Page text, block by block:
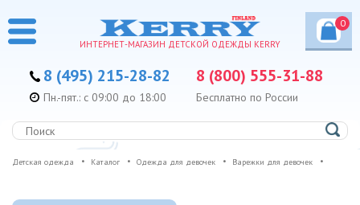
ИНТЕРНЕТ-МАГАЗИН ДЕТСКОЙ ОДЕЖДЫ KERRY
0
8 (495) 215-28-82 8 (800) 555-31-88
Бесплатно по России
Пн.-пят.: с 09:00 до 18:00
Детская одежда Каталог Одежда для девочек Варежки для девочек